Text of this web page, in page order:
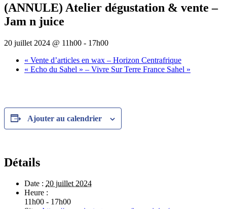
(ANNULE) Atelier dégustation & vente –
Jam n juice
20 juillet 2024 @ 11h00 - 17h00
« Vente d’articles en wax – Horizon Centrafrique
« Echo du Sahel » – Vivre Sur Terre France Sahel »
Ajouter au calendrier
Détails
Date : 20 juillet 2024
Heure :
11h00 - 17h00